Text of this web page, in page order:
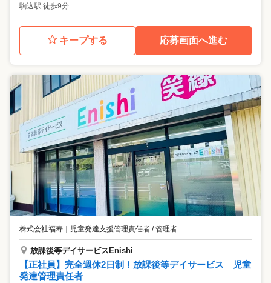
駒込駅 徒歩9分
キープする 応募画面へ進む
株式会社福寿 児童発達支援管理責任者 / 管理者
放課後等デイサービスEnishi
【正社員】完全週休2日制！放課後等デイサービス 児童
発達管理責任者